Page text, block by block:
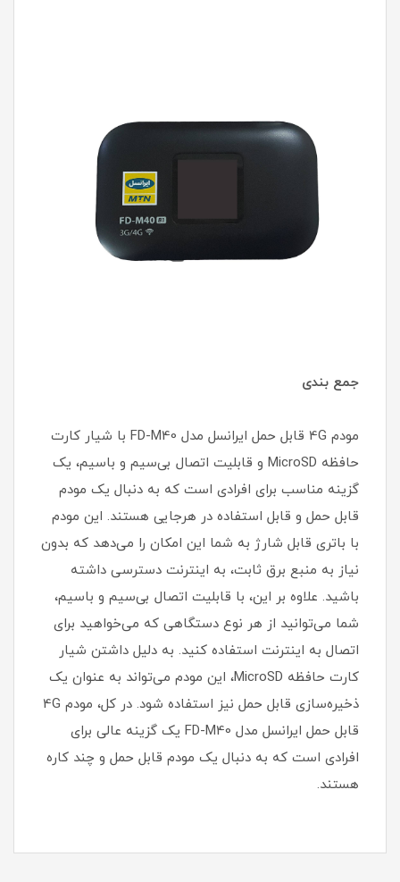
جمع بندی
مودم 4G قابل حمل ایرانسل مدل FD-M40 با شیار کارت
حافظه MicroSD و قابلیت اتصال بی‌سیم و باسیم، یک
گزینه مناسب برای افرادی است که به دنبال یک مودم
قابل حمل و قابل استفاده در هرجایی هستند. این مودم
با باتری قابل شارژ به شما این امکان را می‌دهد که بدون
نیاز به منبع برق ثابت، به اینترنت دسترسی داشته
باشید. علاوه بر این، با قابلیت اتصال بی‌سیم و باسیم،
شما می‌توانید از هر نوع دستگاهی که می‌خواهید برای
اتصال به اینترنت استفاده کنید. به دلیل داشتن شیار
کارت حافظه MicroSD، این مودم می‌تواند به عنوان یک
ذخیره‌سازی قابل حمل نیز استفاده شود. در کل، مودم 4G
قابل حمل ایرانسل مدل FD-M40 یک گزینه عالی برای
افرادی است که به دنبال یک مودم قابل حمل و چند کاره
هستند.